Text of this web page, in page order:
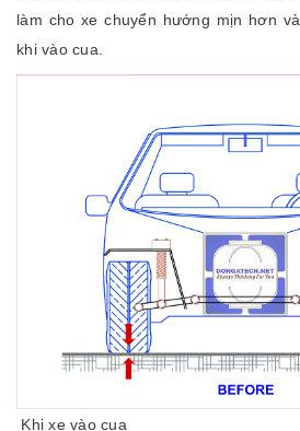
làm cho xe chuyển hướng mịn hơn
khi vào cua.
Khi xe vào cua